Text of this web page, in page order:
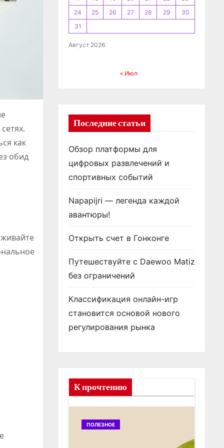
как
обид
Август 2026
24
25 26 27 28 29
30
31
« Июл
Последние статьи
Обзор платформы для
цифровых развлечений и
спортивных событий
Napapijri — легенда каждой
авантюры!
Открыть счет в Гонконге
Путешествуйте с Daewoo Matiz
без ограничений
Классификация онлайн-игр
становится основой нового
регулирования рынка
К прочтению
ПОЛЕЗНОЕ